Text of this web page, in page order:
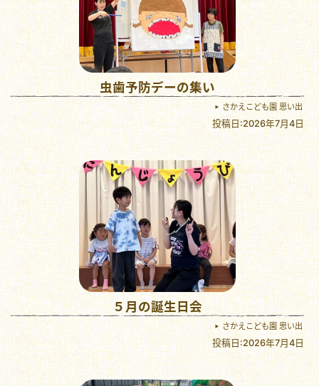
虫歯予防デーの集い
さかえこども園 思い出
投稿日:2026年7月4日
５月の誕生日会
さかえこども園 思い出
投稿日:2026年7月4日